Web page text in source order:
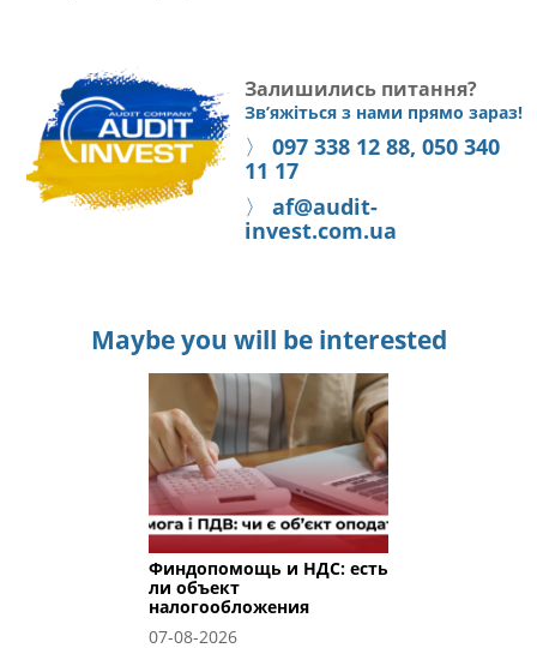
Залишились питання?
Зв’яжіться з нами прямо зараз!
〉
097 338 12 88, 050 340
11 17
〉
af@audit-
invest.com.ua
Maybe you will be interested
Финдопомощь и НДС: есть
ли объект
налогообложения
07-08-2026